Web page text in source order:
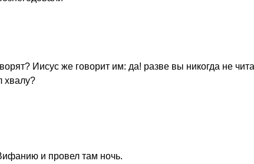
Иисус же говорит им: да! разве вы никогда не
хвалу?
и провел там ночь.